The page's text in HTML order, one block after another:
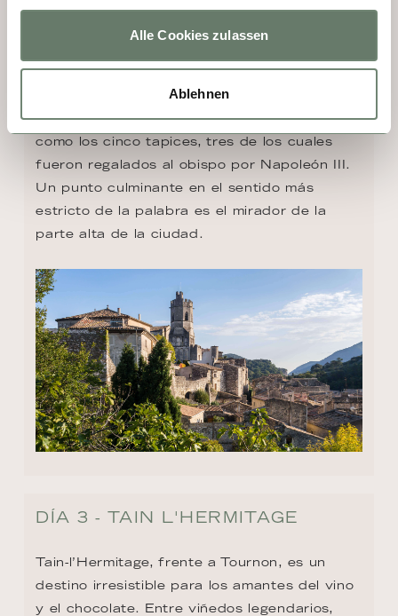
Alle Cookies zulassen
Ablehnen
mientras conoce su historia podrá visitar
pequeñas tiendas y como imprescindible la
catedral, con obras de arte tan especiales
como los cinco tapices, tres de los cuales
fueron regalados al obispo por Napoleón III.
Un punto culminante en el sentido más
estricto de la palabra es el mirador de la
parte alta de la ciudad.
DÍA 3 - TAIN L'HERMITAGE
Tain-l’Hermitage, frente a Tournon, es un
destino irresistible para los amantes del vino
y el chocolate. Entre viñedos legendarios,